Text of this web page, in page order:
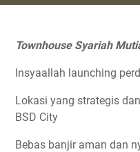
Townhouse Syariah
Insyaallah launching
Lokasi yang strategis
BSD City
Bebas banjir aman dan